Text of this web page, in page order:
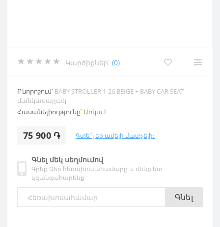
Կարծիքներ՝ (0)
Բնորոշում՝ BABY STROLLER 1-26 BEIGE + BABY CAR SEAT
մանկասայլակ
Հասանելիությունը՝ Առկա է
75 900 ֏ Գտե՞լ եք ավելի մատչելի։
Գնել մեկ սեղմումով
Գրեք Ձեր հեռախոսահամարը և մենք ետ
կզանգահարենք
Գնել